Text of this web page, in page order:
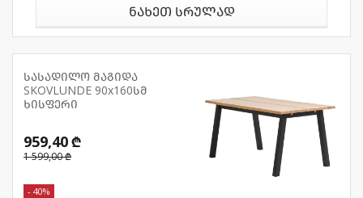
ნახეთ სრულად
სასადილო მაგიდა
SKOVLUNDE 90x160სმ
ხისფერი
959,40 ₾
1 599,00 ₾
- 40%